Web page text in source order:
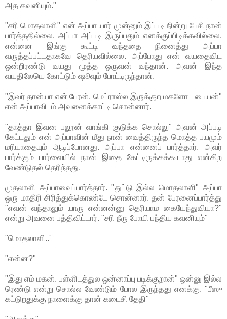
அத கவனியும்."
"சரி மொதலாளி" என் அப்பா யார் முன்னும் இப்படி நின்று பேசி நான்
பார்த்ததில்லை. அப்பா அப்படி இருப்பதும் எனக்குப்பிடிக்கவில்லை.
என்னை இங்கு கூட்டி வந்ததை நினைத்து அப்பா
வருத்தப்பட்டதாகவே தெரியவில்லை. அப்போது என் வயதைவிட
ஒன்றிரண்டு வயது மூத்த ஒருவன் வந்தான். அவன் இந்த
வயதிலேயெ கோட்டும் ஷூவும் போட்டிருந்தான்.
"இவர் தான்யா என் பேரன், மெட்ராஸ்ல இருக்குற மகளோட பையன்"
என் அப்பாவிடம் அவனைக்காட்டி சொன்னார்.
"தாத்தா இவன பலூன் வாங்கி குடுக்க சொல்லு" அவன் அப்படி
கேட்டதும் என் அப்பாவின் மீது நான் வைத்திருந்த மொத்த பயமும்
மரியாதையும் ஆடிப்போனது. அப்பா என்னைப் பார்த்தார். அவர்
பார்க்கும் பார்வையில் நான் இதை கேட்டிருக்கக்கூடாது என்கிற
வேண்டுதல் தெரிந்தது.
முதலாளி அப்பாவைப்பார்த்தார். "துட்டு இல்ல மொதலாளி" அப்பா
ஒரு மாதிரி சிரித்துக்கொண்டே சொன்னார். தன் பேரனைப்பார்த்து
"எவன் வந்தாலும் யாரு என்னன்னு தெரியாம கையேந்துவியா?"
என்று அவனை பத்திவிட்டார். "சரி நீரு போயி பந்திய கவனியும்"
"மொதலாளி..'
"என்ன?"
"இது எம் மகன். பள்ளிடத்துல ஒன்னாப்பு படிக்குறான்" ஒன்னு இல்ல
ரெண்டு என்று சொல்ல வேண்டும் போல இருந்தது எனக்கு. "பீஸு
கட்டுறதுக்கு நாளைக்கு தான் கடைசி தேதி"